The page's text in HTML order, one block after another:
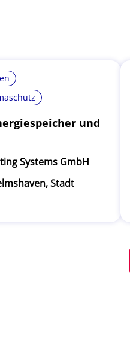
und
Systems GmbH
Stadt